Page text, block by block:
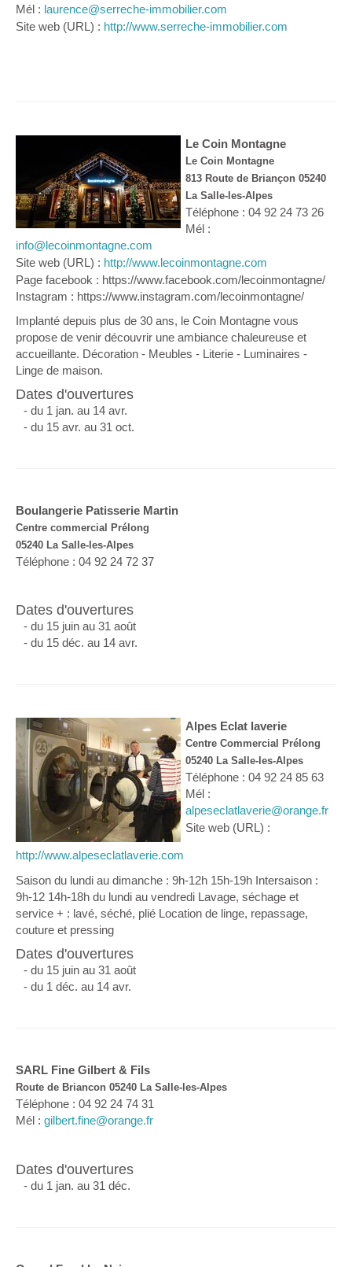
Mél : laurence@serreche-immobilier.com
Site web (URL) : http://www.serreche-immobilier.com
Le Coin Montagne
Le Coin Montagne
813 Route de Briançon 05240
La Salle-les-Alpes
Téléphone : 04 92 24 73 26
Mél :
info@lecoinmontagne.com
Site web (URL) : http://www.lecoinmontagne.com
Page facebook : https://www.facebook.com/lecoinmontagne/
Instagram : https://www.instagram.com/lecoinmontagne/
Implanté depuis plus de 30 ans, le Coin Montagne vous
propose de venir découvrir une ambiance chaleureuse et
accueillante. Décoration - Meubles - Literie - Luminaires -
Linge de maison.
Dates d'ouvertures
- du 1 jan. au 14 avr.
- du 15 avr. au 31 oct.
Boulangerie Patisserie Martin
Centre commercial Prélong
05240 La Salle-les-Alpes
Téléphone : 04 92 24 72 37
Dates d'ouvertures
- du 15 juin au 31 août
- du 15 déc. au 14 avr.
Alpes Eclat laverie
Centre Commercial Prélong
05240 La Salle-les-Alpes
Téléphone : 04 92 24 85 63
Mél :
alpeseclatlaverie@orange.fr
Site web (URL) :
http://www.alpeseclatlaverie.com
Saison du lundi au dimanche : 9h-12h 15h-19h Intersaison :
9h-12 14h-18h du lundi au vendredi Lavage, séchage et
service + : lavé, séché, plié Location de linge, repassage,
couture et pressing
Dates d'ouvertures
- du 15 juin au 31 août
- du 1 déc. au 14 avr.
SARL Fine Gilbert & Fils
Route de Briancon 05240 La Salle-les-Alpes
Téléphone : 04 92 24 74 31
Mél : gilbert.fine@orange.fr
Dates d'ouvertures
- du 1 jan. au 31 déc.